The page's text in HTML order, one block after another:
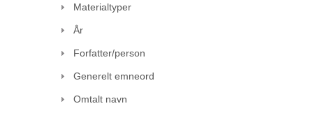
Materialtyper
År
Forfatter/person
Generelt emneord
Omtalt navn